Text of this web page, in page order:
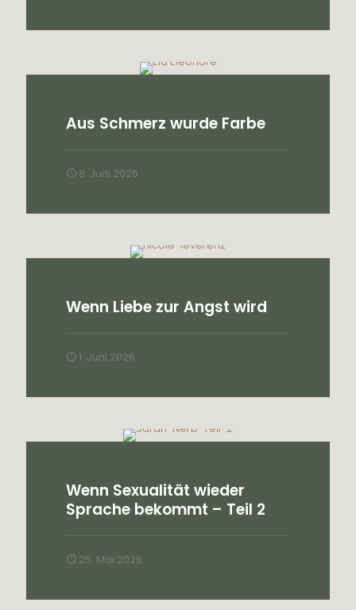
Aus Schmerz wurde Farbe
8. Juni 2026
Wenn Liebe zur Angst wird
1. Juni 2026
Wenn Sexualität wieder
Sprache bekommt – Teil 2
25. Mai 2026